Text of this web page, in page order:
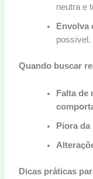
neutra e
Envolva
possível.
Quando buscar
Falta de
Piora da
Dicas práticas